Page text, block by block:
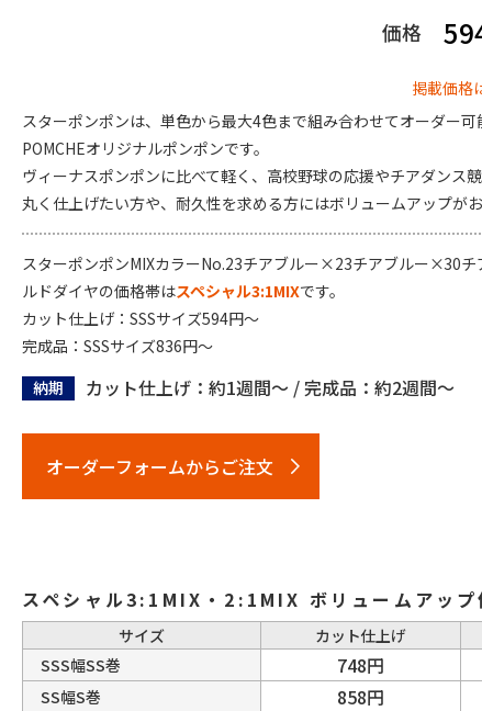
価格
掲載価格
スターポンポンは、単色から最大4色まで組み合わせてオーダー可
POMCHEオリジナルポンポンです。
ヴィーナスポンポンに比べて軽く、高校野球の応援やチアダンス競
丸く仕上げたい方や、耐久性を求める方にはボリュームアップがお
スターポンポンMIXカラーNo.23チアブルー×23チアブルー×30
ルドダイヤの価格帯はスペシャル3:1MIXです。
カット仕上げ：SSSサイズ594円～
完成品：SSSサイズ836円～
納期
カット仕上げ：約1週間～ / 完成品：約2週間～
オーダーフォームからご注文
スペシャル3:1MIX・2:1MIX ボリュームアップ
サイズ カット仕上げ
SSS幅SS巻
748円
SS幅S巻 858円